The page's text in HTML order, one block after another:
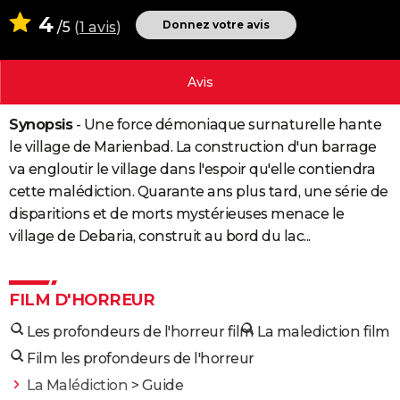
Destinations
City break
Voyage nature
Voyage de noces
Forum
Climat
+
PHOTO
GUIDES D'ACHAT
CARTE DE VOEUX
Carte de Noël
Carte Bonne année
Carte Saint-Valentin
Carte Pâques
Carte d'anniversaire
DICTIONNAIRE
Dictionnaire
Biographies
Citations
Expressions
Proverbes
COPAINS D'AVANT
Bricolage
Culture
Television
Voyage
4 /5 (1 avis) Donnez votre avis
Avis
Synopsis- Une force démoniaque surnaturelle hante
le village de Marienbad. La construction d'un barrage
va engloutir le village dans l'espoir qu'elle contiendra
cette malédiction. Quarante ans plus tard, une série de
disparitions et de morts mystérieuses menace le
village de Debaria, construit au bord du lac...
FILM D'HORREUR
Les profondeurs de l'horreur film La malediction film
Film les profondeurs de l'horreur
La Malédiction > Guide